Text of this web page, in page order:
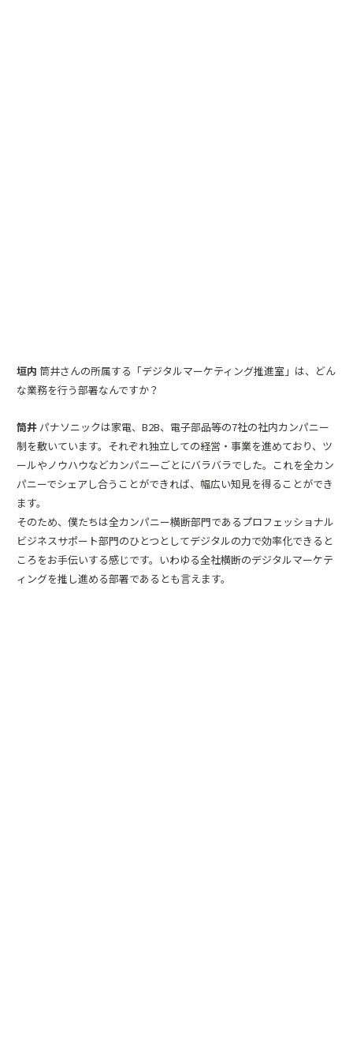
垣内 筒井さんの所属する「デジタルマーケティング推進室」は、どん
な業務を行う部署なんですか？
筒井パナソニックは家電、B2B、電子部品等の7社の社内カンパニー
制を敷いています。それぞれ独立しての経営・事業を進めており、ツ
ールやノウハウなどカンパニーごとにバラバラでした。これを全カン
パニーでシェアし合うことができれば、幅広い知見を得ることができ
ます。
そのため、僕たちは全カンパニー横断部門であるプロフェッショナル
ビジネスサポート部門のひとつとしてデジタルの力で効率化できると
ころをお手伝いする感じです。いわゆる全社横断のデジタルマーケテ
ィングを推し進める部署であるとも言えます。